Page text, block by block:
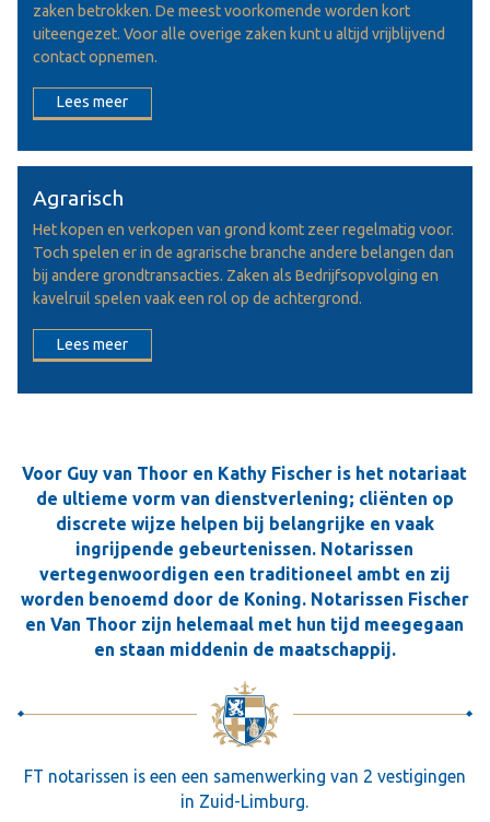
zaken betrokken. De meest voorkomende worden kort
uiteengezet. Voor alle overige zaken kunt u altijd vrijblijvend
contact opnemen.
Lees meer
Agrarisch
Het kopen en verkopen van grond komt zeer regelmatig voor.
Toch spelen er in de agrarische branche andere belangen dan
bij andere grondtransacties. Zaken als Bedrijfsopvolging en
kavelruil spelen vaak een rol op de achtergrond.
Lees meer
Voor Guy van Thoor en Kathy Fischer is het notariaat
de ultieme vorm van dienstverlening; cliënten op
discrete wijze helpen bij belangrijke en vaak
ingrijpende gebeurtenissen. Notarissen
vertegenwoordigen een traditioneel ambt en zij
worden benoemd door de Koning. Notarissen Fischer
en Van Thoor zijn helemaal met hun tijd meegegaan
en staan middenin de maatschappij.
FT notarissen is een een samenwerking van 2 vestigingen
in Zuid-Limburg.